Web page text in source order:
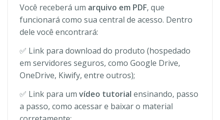
Você receberá um arquivo em PDF, que
funcionará como sua central de acesso. Dentro
dele você encontrará:
✅ Link para download do produto (hospedado
em servidores seguros, como Google Drive,
OneDrive, Kiwify, entre outros);
✅ Link para um vídeo tutorial ensinando, passo
a passo, como acessar e baixar o material